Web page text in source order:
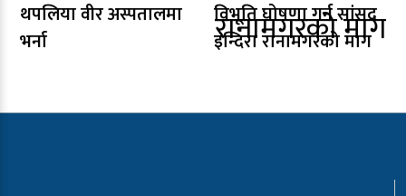
थपलिया वीर अस्पतालमा
भर्ना
विभूति घोषणा गर्न सांसद
इन्दिरा रानामगरको माग